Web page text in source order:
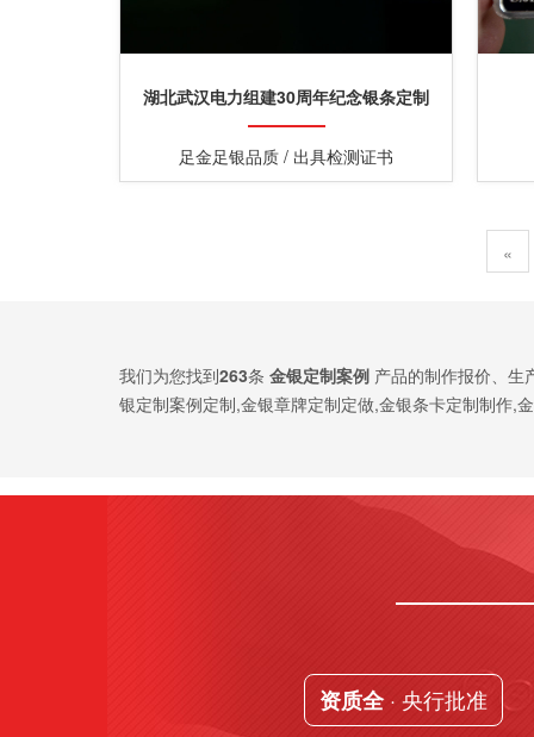
湖北武汉电力组建30周年纪念银条定制
足金足银品质 / 出具检测证书
«
我们为您找到263条 金银定制案例 产品的制作报价、生
银定制案例定制,金银章牌定制定做,金银条卡定制制作,
资质全· 央行批准